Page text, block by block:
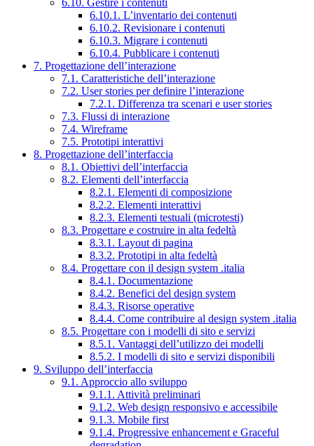
6.10. Gestire i contenuti
6.10.1. L’inventario dei contenuti
6.10.2. Revisionare i contenuti
6.10.3. Migrare i contenuti
6.10.4. Pubblicare i contenuti
7. Progettazione dell’interazione
7.1. Caratteristiche dell’interazione
7.2. User stories per definire l’interazione
7.2.1. Differenza tra scenari e user stories
7.3. Flussi di interazione
7.4. Wireframe
7.5. Prototipi interattivi
8. Progettazione dell’interfaccia
8.1. Obiettivi dell’interfaccia
8.2. Elementi dell’interfaccia
8.2.1. Elementi di composizione
8.2.2. Elementi interattivi
8.2.3. Elementi testuali (microtesti)
8.3. Progettare e costruire in alta fedeltà
8.3.1. Layout di pagina
8.3.2. Prototipi in alta fedeltà
8.4. Progettare con il design system .italia
8.4.1. Documentazione
8.4.2. Benefici del design system
8.4.3. Risorse operative
8.4.4. Come contribuire al design system .italia
8.5. Progettare con i modelli di sito e servizi
8.5.1. Vantaggi dell’utilizzo dei modelli
8.5.2. I modelli di sito e servizi disponibili
9. Sviluppo dell’interfaccia
9.1. Approccio allo sviluppo
9.1.1. Attività preliminari
9.1.2. Web design responsivo e accessibile
9.1.3. Mobile first
9.1.4. Progressive enhancement e Graceful